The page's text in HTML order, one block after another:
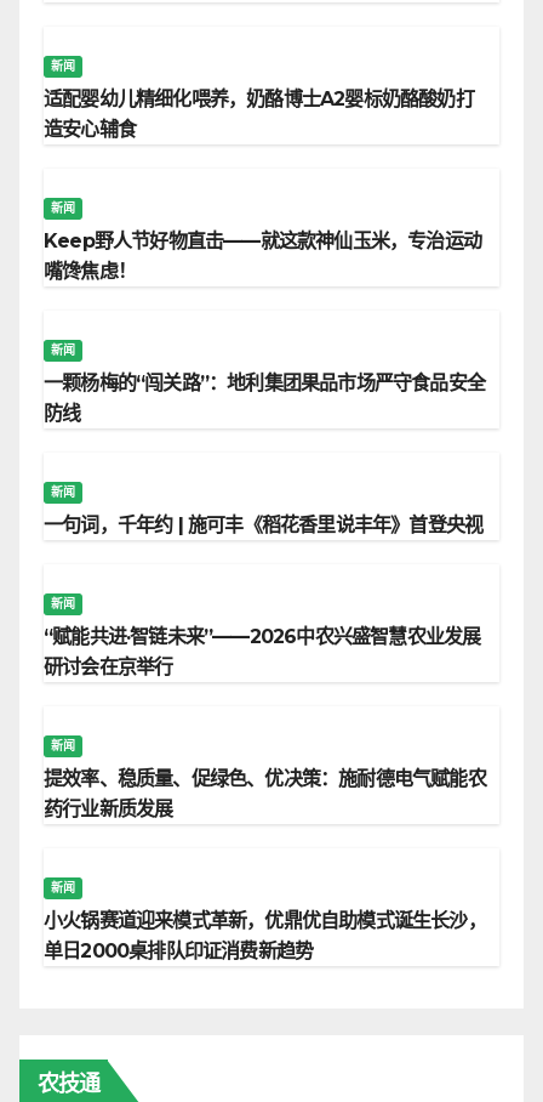
新闻
适配婴幼儿精细化喂养，奶酪博士A2婴标奶酪酸奶打
造安心辅食
新闻
Keep野人节好物直击——就这款神仙玉米，专治运动
嘴馋焦虑！
新闻
一颗杨梅的“闯关路”：地利集团果品市场严守食品安全
防线
新闻
一句词，千年约 | 施可丰《稻花香里说丰年》首登央视
新闻
“赋能共进·智链未来”——2026中农兴盛智慧农业发展
研讨会在京举行
新闻
提效率、稳质量、促绿色、优决策：施耐德电气赋能农
药行业新质发展
新闻
小火锅赛道迎来模式革新，优鼎优自助模式诞生长沙，
单日2000桌排队印证消费新趋势
农技通